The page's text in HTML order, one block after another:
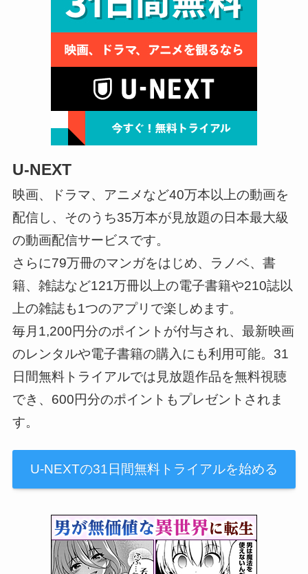
U-NEXT
映画、ドラマ、アニメなど40万本以上の動画を
配信し、そのうち35万本が見放題の日本最大級
の動画配信サービスです。
さらに79万冊のマンガをはじめ、ラノベ、書
籍、雑誌など121万冊以上の電子書籍や210誌以
上の雑誌も1つのアプリで楽しめます。
毎月1,200円分のポイントが付与され、最新映画
のレンタルや電子書籍の購入にも利用可能。31
日間無料トライアルでは見放題作品を無料視聴
でき、600円分のポイントもプレゼントされま
す。
U-NEXTの31日間無料トライアルを始める